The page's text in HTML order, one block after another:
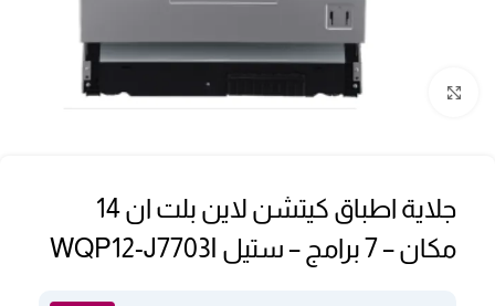
Click to enlarge
جلاية اطباق كيتشن لاين بلت ان 14
مكان – 7 برامج – ستيل WQP12-J7703I